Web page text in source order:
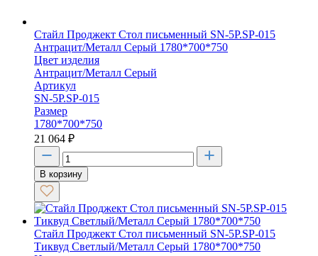
Стайл Проджект Стол письменный SN-5P.SP-015
Антрацит/Металл Серый 1780*700*750
Цвет изделия
Антрацит/Металл Серый
Артикул
SN-5P.SP-015
Размер
1780*700*750
21 064 ₽
В корзину
Стайл Проджект Стол письменный SN-5P.SP-015
Тиквуд Светлый/Металл Серый 1780*700*750